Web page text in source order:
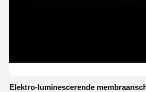
Elektro-luminescerende